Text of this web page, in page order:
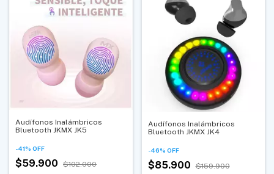
Audífonos Inalámbricos
Bluetooth JKMX JK5
-41% OFF
$59.900 $102.000
Audífonos Inalámbricos
Bluetooth JKMX JK4
-46% OFF
$85.900 $159.900